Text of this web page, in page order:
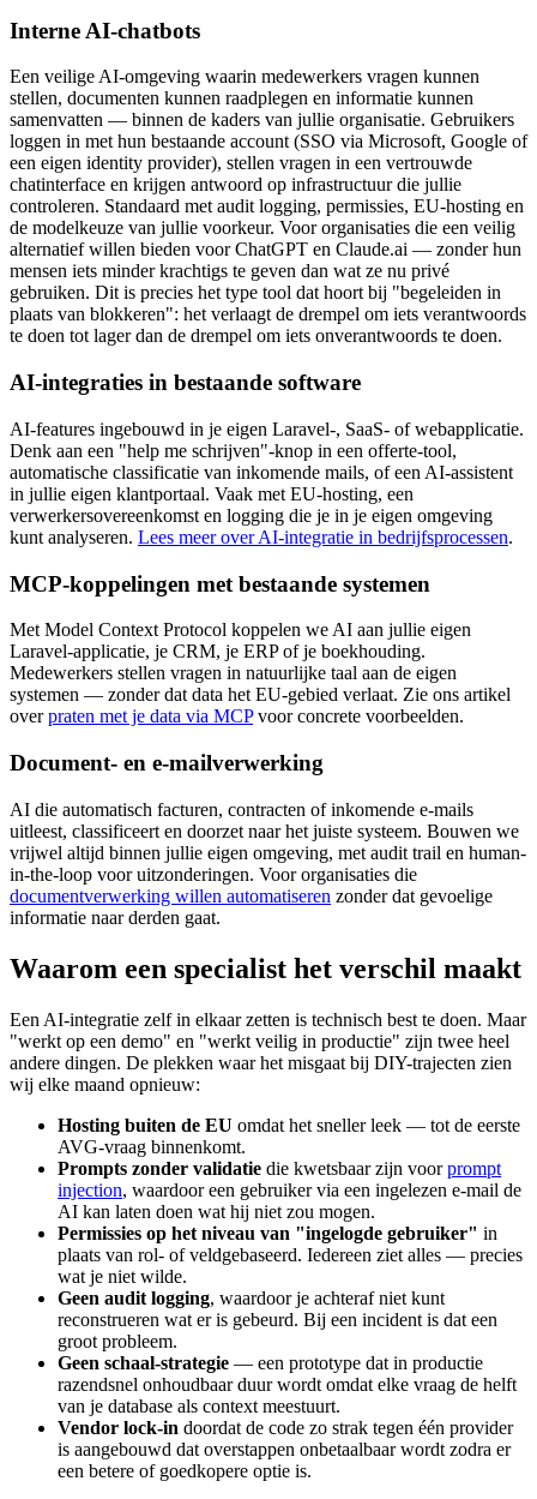
Interne AI-chatbots
Een veilige AI-omgeving waarin medewerkers vragen kunnen
stellen, documenten kunnen raadplegen en informatie kunnen
samenvatten — binnen de kaders van jullie organisatie. Gebruikers
loggen in met hun bestaande account (SSO via Microsoft, Google of
een eigen identity provider), stellen vragen in een vertrouwde
chatinterface en krijgen antwoord op infrastructuur die jullie
controleren. Standaard met audit logging, permissies, EU-hosting en
de modelkeuze van jullie voorkeur. Voor organisaties die een veilig
alternatief willen bieden voor ChatGPT en Claude.ai — zonder hun
mensen iets minder krachtigs te geven dan wat ze nu privé
gebruiken. Dit is precies het type tool dat hoort bij "begeleiden in
plaats van blokkeren": het verlaagt de drempel om iets verantwoords
te doen tot lager dan de drempel om iets onverantwoords te doen.
AI-integraties in bestaande software
AI-features ingebouwd in je eigen Laravel-, SaaS- of webapplicatie.
Denk aan een "help me schrijven"-knop in een offerte-tool,
automatische classificatie van inkomende mails, of een AI-assistent
in jullie eigen klantportaal. Vaak met EU-hosting, een
verwerkersovereenkomst en logging die je in je eigen omgeving
kunt analyseren. Lees meer over AI-integratie in bedrijfsprocessen.
MCP-koppelingen met bestaande systemen
Met Model Context Protocol koppelen we AI aan jullie eigen
Laravel-applicatie, je CRM, je ERP of je boekhouding.
Medewerkers stellen vragen in natuurlijke taal aan de eigen
systemen — zonder dat data het EU-gebied verlaat. Zie ons artikel
overpraten met je data via MCPvoor concrete voorbeelden.
Document- en e-mailverwerking
AI die automatisch facturen, contracten of inkomende e-mails
uitleest, classificeert en doorzet naar het juiste systeem. Bouwen we
vrijwel altijd binnen jullie eigen omgeving, met audit trail en human-
in-the-loop voor uitzonderingen. Voor organisaties die
documentverwerking willen automatiseren zonder dat gevoelige
informatie naar derden gaat.
Waarom een specialist het verschil maakt
Een AI-integratie zelf in elkaar zetten is technisch best te doen. Maar
"werkt op een demo" en "werkt veilig in productie" zijn twee heel
andere dingen. De plekken waar het misgaat bij DIY-trajecten zien
wij elke maand opnieuw:
Hosting buiten de EU omdat het sneller leek — tot de eerste
AVG-vraag binnenkomt.
Prompts zonder validatie die kwetsbaar zijn voorprompt
injection, waardoor een gebruiker via een ingelezen e-mail de
AI kan laten doen wat hij niet zou mogen.
Permissies op het niveau van "ingelogde gebruiker" in
plaats van rol- of veldgebaseerd. Iedereen ziet alles — precies
wat je niet wilde.
Geen audit logging, waardoor je achteraf niet kunt
reconstrueren wat er is gebeurd. Bij een incident is dat een
groot probleem.
Geen schaal-strategie — een prototype dat in productie
razendsnel onhoudbaar duur wordt omdat elke vraag de helft
van je database als context meestuurt.
Vendor lock-in doordat de code zo strak tegen één provider
is aangebouwd dat overstappen onbetaalbaar wordt zodra er
een betere of goedkopere optie is.